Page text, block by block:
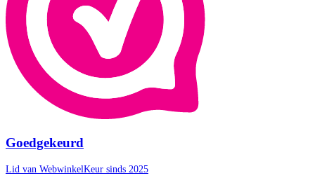
Goedgekeurd
Lid van WebwinkelKeur sinds 2025